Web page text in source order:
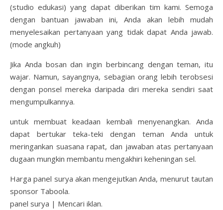
(studio edukasi) yang dapat diberikan tim kami. Semoga
dengan bantuan jawaban ini, Anda akan lebih mudah
menyelesaikan pertanyaan yang tidak dapat Anda jawab.
(mode angkuh)
Jika Anda bosan dan ingin berbincang dengan teman, itu
wajar. Namun, sayangnya, sebagian orang lebih terobsesi
dengan ponsel mereka daripada diri mereka sendiri saat
mengumpulkannya.
untuk membuat keadaan kembali menyenangkan. Anda
dapat bertukar teka-teki dengan teman Anda untuk
meringankan suasana rapat, dan jawaban atas pertanyaan
dugaan mungkin membantu mengakhiri keheningan sel.
Harga panel surya akan mengejutkan Anda, menurut tautan
sponsor Taboola.
panel surya | Mencari iklan.